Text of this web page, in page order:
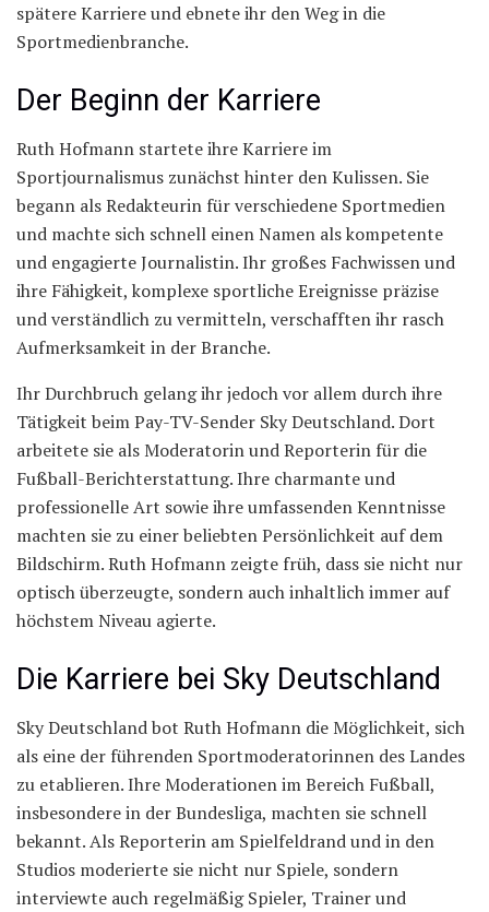
spätere Karriere und ebnete ihr den Weg in die
Sportmedienbranche.
Der Beginn der Karriere
Ruth Hofmann startete ihre Karriere im
Sportjournalismus zunächst hinter den Kulissen. Sie
begann als Redakteurin für verschiedene Sportmedien
und machte sich schnell einen Namen als kompetente
und engagierte Journalistin. Ihr großes Fachwissen und
ihre Fähigkeit, komplexe sportliche Ereignisse präzise
und verständlich zu vermitteln, verschafften ihr rasch
Aufmerksamkeit in der Branche.
Ihr Durchbruch gelang ihr jedoch vor allem durch ihre
Tätigkeit beim Pay-TV-Sender Sky Deutschland. Dort
arbeitete sie als Moderatorin und Reporterin für die
Fußball-Berichterstattung. Ihre charmante und
professionelle Art sowie ihre umfassenden Kenntnisse
machten sie zu einer beliebten Persönlichkeit auf dem
Bildschirm. Ruth Hofmann zeigte früh, dass sie nicht nur
optisch überzeugte, sondern auch inhaltlich immer auf
höchstem Niveau agierte.
Die Karriere bei Sky Deutschland
Sky Deutschland bot Ruth Hofmann die Möglichkeit, sich
als eine der führenden Sportmoderatorinnen des Landes
zu etablieren. Ihre Moderationen im Bereich Fußball,
insbesondere in der Bundesliga, machten sie schnell
bekannt. Als Reporterin am Spielfeldrand und in den
Studios moderierte sie nicht nur Spiele, sondern
interviewte auch regelmäßig Spieler, Trainer und